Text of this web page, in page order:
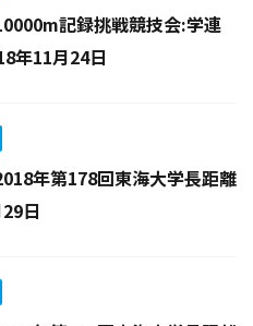
記録挑戦競技会:学連
年11月24日
年第178回東海大学長距離
日